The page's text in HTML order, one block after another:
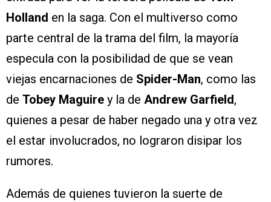
Holland en la saga. Con el multiverso como
parte central de la trama del film, la mayoría
especula con la posibilidad de que se vean
viejas encarnaciones de Spider-Man, como las
de Tobey Maguire y la de Andrew Garfield,
quienes a pesar de haber negado una y otra vez
el estar involucrados, no lograron disipar los
rumores.
Además de quienes tuvieron la suerte de